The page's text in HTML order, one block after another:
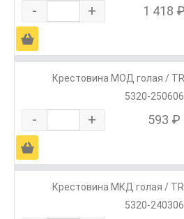
- + 1 418 ₽
Ä
Крестовина МОД голая /
5320-
- + 593 ₽
Ä
Крестовина МКД голая /
5320-